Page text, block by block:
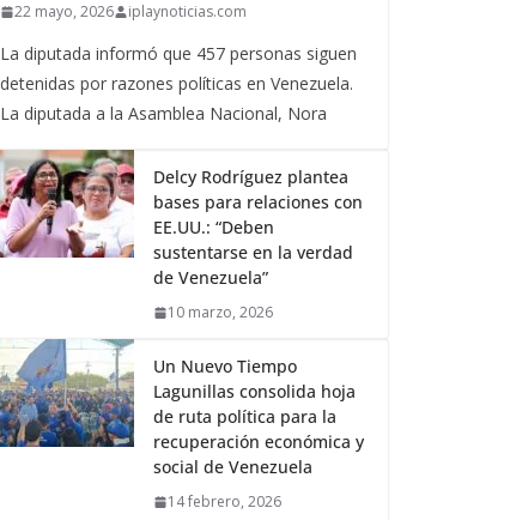
22 mayo, 2026 iplaynoticias.com
La diputada informó que 457 personas siguen
detenidas por razones políticas en Venezuela.
La diputada a la Asamblea Nacional, Nora
Delcy Rodríguez plantea
bases para relaciones con
EE.UU.: “Deben
sustentarse en la verdad
de Venezuela”
10 marzo, 2026
Un Nuevo Tiempo
Lagunillas consolida hoja
de ruta política para la
recuperación económica y
social de Venezuela
14 febrero, 2026